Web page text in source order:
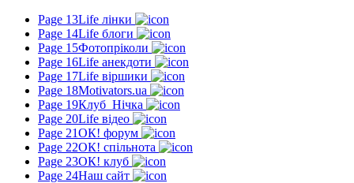
Page 13Life лінки
Page 14Life блоги
Page 15Фотопріколи
Page 16Life анекдоти
Page 17Life віршики
Page 18Motivators.ua
Page 19Клуб_Нічка
Page 20Life відео
Page 21ОК! форум
Page 22ОК! спільнота
Page 23ОК! клуб
Page 24Наш сайт